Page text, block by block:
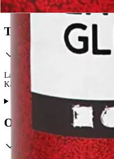
Tuotekuvaus
Laadukas kimalleliima, joka sopii
Kätevällä piirustuskärjellä
Ominaisuudet